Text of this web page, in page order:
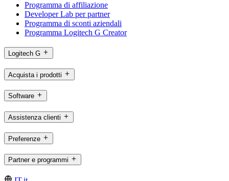
Programma di affiliazione
Developer Lab per partner
Programma di sconti aziendali
Programma Logitech G Creator
Logitech G
Acquista i prodotti
Software
Assistenza clienti
Preferenze
Partner e programmi